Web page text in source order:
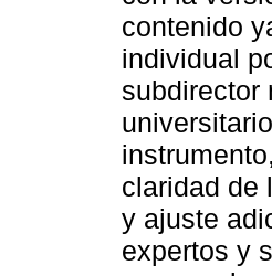
contenido
individual
subdirector
claridad de
y ajuste
expertos y